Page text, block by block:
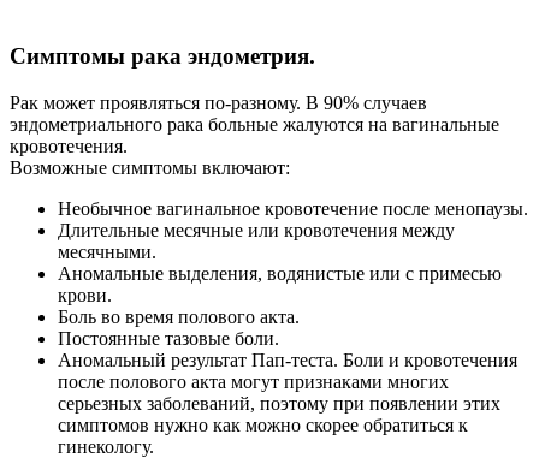
Симптомы рака эндометрия.
Рак может проявляться по-разному. В 90% случаев
эндометриального рака больные жалуются на вагинальные
кровотечения.
Возможные симптомы включают:
Необычное вагинальное кровотечение после менопаузы.
Длительные месячные или кровотечения между
месячными.
Аномальные выделения, водянистые или с примесью
крови.
Боль во время полового акта.
Постоянные тазовые боли.
Аномальный результат Пап-теста. Боли и кровотечения
после полового акта могут признаками многих
серьезных заболеваний, поэтому при появлении этих
симптомов нужно как можно скорее обратиться к
гинекологу.